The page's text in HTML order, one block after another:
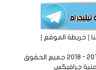
|خريطة الموقع |
موقع ( لا ) الأخباري المستقل © 2016 - 2018 جميع الحقوق
أمنية جرافيكس